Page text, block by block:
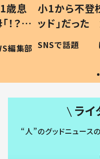
歳息
？」
編集部
小1から不登
ッド」だっ
作り続ける
#令和の子
SNSで話題
ライ
“人”のグッドニュース